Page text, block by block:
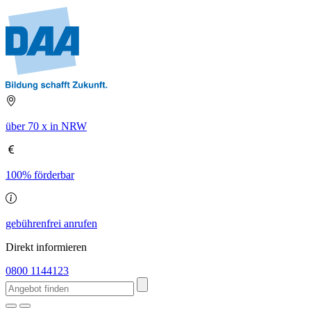
über 70 x in NRW
100% förderbar
gebührenfrei anrufen
Direkt informieren
0800 1144123